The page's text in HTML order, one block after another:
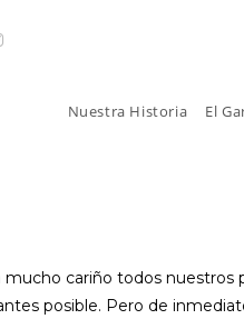
Nuestra Historia El
cariño todos
posible. Pero de